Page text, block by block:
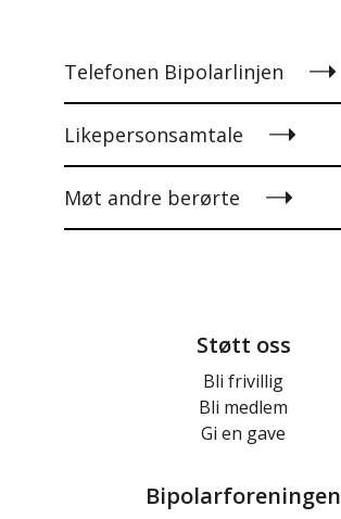
Telefonen Bipolarlinjen
Likepersonsamtale
Møt andre berørte
Støtt oss
Bli frivillig
Bli medlem
Gi en gave
Bipolarforeningen